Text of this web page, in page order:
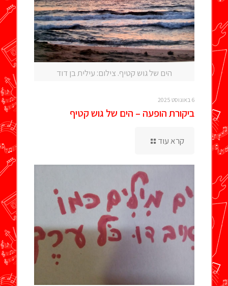
הים של גוש קטיף. צילום: עילית בן דוד
6 באוגוסט 2025
ביקורת הופעה – הים של גוש קטיף
קרא עוד